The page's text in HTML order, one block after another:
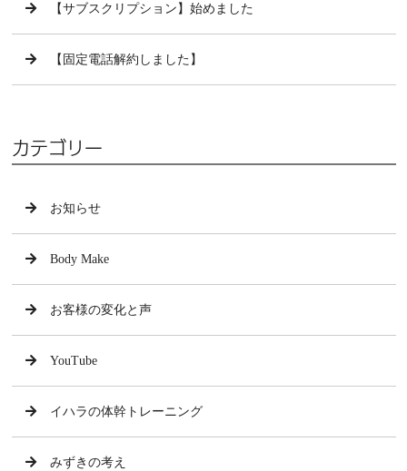
【サブスクリプション】始めました
【固定電話解約しました】
カテゴリー
お知らせ
Body Make
お客様の変化と声
YouTube
イハラの体幹トレーニング
みずきの考え